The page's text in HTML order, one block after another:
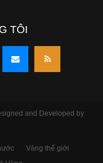
TÔI
and Developed by
Vàng thế giới